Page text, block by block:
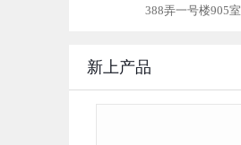
388弄一号楼905室
新上产品